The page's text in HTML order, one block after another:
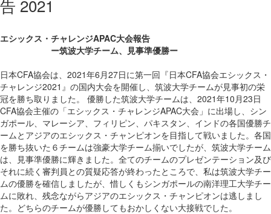
告 2021
エシックス・チャレンジAPAC大会報告
ー筑波大学チーム、見事準優勝ー
日本CFA協会は、2021年6月27日に第一回『日本CFA協会エシックス・
チャレンジ2021』の国内大会を開催し、筑波大学チームが見事初の栄
冠を勝ち取りました。 優勝した筑波大学チームは、2021年10月23日
CFA協会主催の「エシックス・チャレンジAPAC大会」に出場し、シン
ガポール、マレーシア、フィリピン、パキスタン、インドの各国優勝チ
ームとアジアのエシックス・チャンピオンを目指して戦いました。各国
を勝ち抜いた６チームは強豪大学チーム揃いでしたが、筑波大学チーム
は、見事準優勝に輝きました。全てのチームのプレゼンテーション及び
それに続く審判員との質疑応答が終わったところで、私は筑波大学チー
ムの優勝を確信しましたが、惜しくもシンガポールの南洋理工大学チー
ムに敗れ、残念ながらアジアのエシックス・チャンピオンは逃しまし
た。どちらのチームが優勝してもおかしくない大接戦でした。